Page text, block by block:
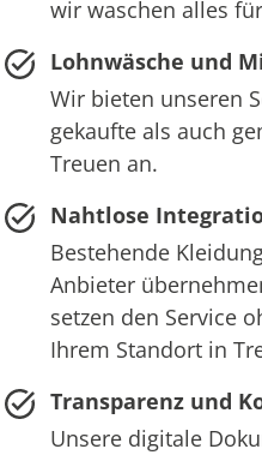
wir waschen alles
Lohnwäsche und
Wir bieten unseren
gekaufte als auch
Treuen an.
Nahtlose
Bestehende
Anbieter
setzen den Service
Ihrem Standort in
Transparenz und
Unsere digitale